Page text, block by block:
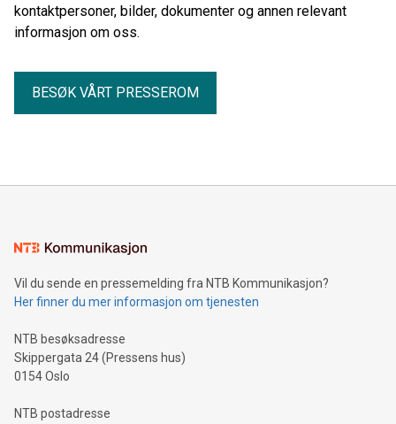
kontaktpersoner, bilder, dokumenter og annen relevant
informasjon om oss.
BESØK VÅRT PRESSEROM
Vil du sende en pressemelding fra NTB Kommunikasjon?
Her finner du mer informasjon om tjenesten
NTB besøksadresse
Skippergata 24 (Pressens hus)
0154 Oslo
NTB postadresse